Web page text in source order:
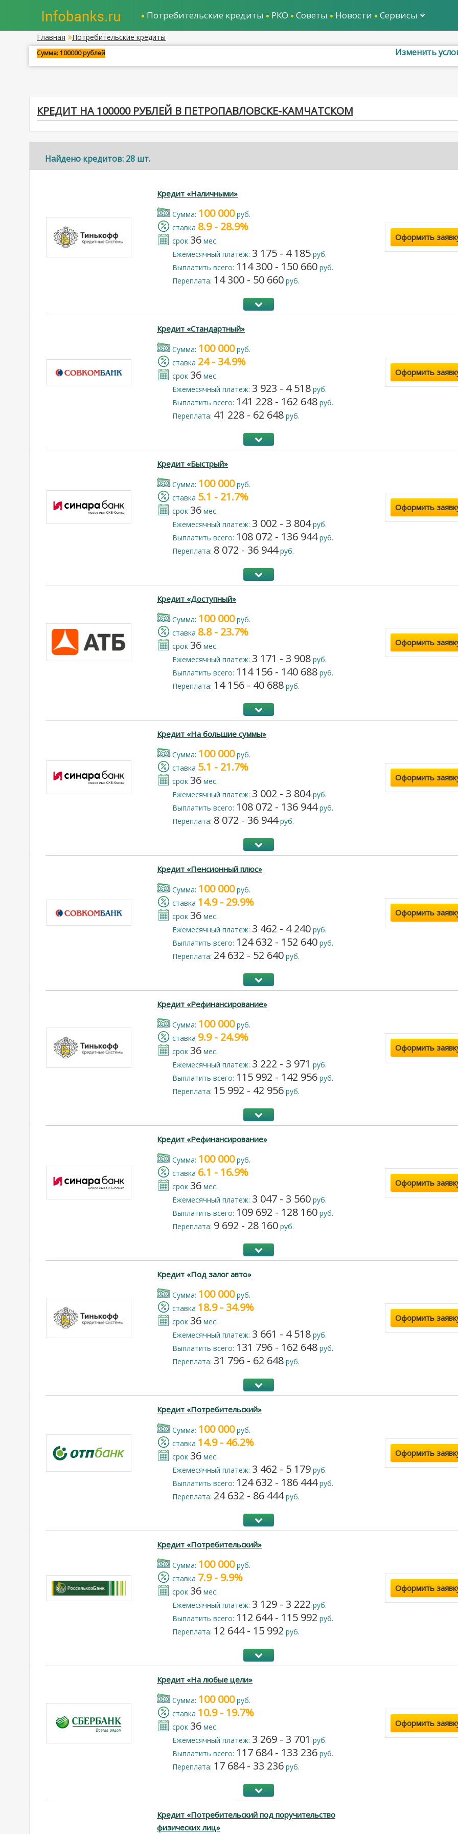
Потребительские кредиты РКО Советы Новости Сервисы
Главная Потребительские кредиты
КРЕДИТ НА 100000 РУБЛЕЙ В ПЕТРОПАВЛОВСКЕ-КАМЧАТСКОМ
Сумма: 100000 рублей Изменить
Найдено кредитов: 28 шт.
Кредит «Наличными»
Cумма: 100 000руб.
cтавка 8.9 - 28.9%
срок 36 мес.
Ежемесячный платеж: 3 175 - 4 185 руб.
Выплатить всего: 114 300 - 150 660 руб.
Переплата: 14 300 - 50 660 руб.
Оформить
Кредит «Стандартный»
Cумма: 100 000руб.
cтавка 24 - 34.9%
срок 36 мес.
Ежемесячный платеж: 3 923 - 4 518 руб.
Выплатить всего: 141 228 - 162 648 руб.
Переплата: 41 228 - 62 648 руб.
Оформить
Кредит «Быстрый»
Cумма: 100 000руб.
cтавка 5.1 - 21.7%
срок 36 мес.
Ежемесячный платеж: 3 002 - 3 804руб.
Выплатить всего: 108 072 - 136 944руб.
Переплата: 8 072 - 36 944руб.
Оформить
Кредит «Доступный»
Cумма: 100 000руб.
cтавка 8.8 - 23.7%
срок 36 мес.
Ежемесячный платеж: 3 171 - 3 908 руб.
Выплатить всего: 114 156 - 140 688 руб.
Переплата: 14 156 - 40 688 руб.
Оформить
Кредит «На большие суммы»
Cумма: 100 000руб.
cтавка 5.1 - 21.7%
срок 36 мес.
Ежемесячный платеж: 3 002 - 3 804руб.
Выплатить всего: 108 072 - 136 944руб.
Переплата: 8 072 - 36 944руб.
Оформить
Кредит «Пенсионный плюс»
Cумма: 100 000руб.
cтавка 14.9 - 29.9%
срок 36 мес.
Ежемесячный платеж: 3 462 - 4 240 руб.
Выплатить всего: 124 632 - 152 640 руб.
Переплата: 24 632 - 52 640 руб.
Оформить
Кредит «Рефинансирование»
Cумма: 100 000руб.
cтавка 9.9 - 24.9%
срок 36 мес.
Ежемесячный платеж: 3 222 - 3 971 руб.
Выплатить всего: 115 992 - 142 956 руб.
Переплата: 15 992 - 42 956 руб.
Оформить
Кредит «Рефинансирование»
Cумма: 100 000руб.
cтавка 6.1 - 16.9%
срок 36 мес.
Ежемесячный платеж: 3 047 - 3 560 руб.
Выплатить всего: 109 692 - 128 160 руб.
Переплата: 9 692 - 28 160 руб.
Оформить
Кредит «Под залог авто»
Cумма: 100 000руб.
cтавка 18.9 - 34.9%
срок 36 мес.
Ежемесячный платеж: 3 661 - 4 518 руб.
Выплатить всего: 131 796 - 162 648 руб.
Переплата: 31 796 - 62 648 руб.
Оформить
Кредит «Потребительский»
Cумма: 100 000руб.
cтавка 14.9 - 46.2%
срок 36 мес.
Ежемесячный платеж: 3 462 - 5 179 руб.
Выплатить всего: 124 632 - 186 444руб.
Переплата: 24 632 - 86 444руб.
Оформить
Кредит «Потребительский»
Cумма: 100 000руб.
cтавка 7.9 - 9.9%
срок 36 мес.
Ежемесячный платеж: 3 129 - 3 222 руб.
Выплатить всего: 112 644 - 115 992 руб.
Переплата: 12 644 - 15 992 руб.
Оформить
Кредит «На любые цели»
Cумма: 100 000руб.
cтавка 10.9 - 19.7%
срок 36 мес.
Ежемесячный платеж: 3 269 - 3 701 руб.
Выплатить всего: 117 684 - 133 236 руб.
Переплата: 17 684 - 33 236 руб.
Оформить
Кредит «Потребительский под поручительство
физических лиц»